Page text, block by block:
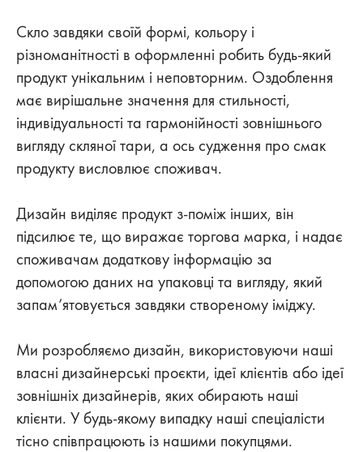
Скло завдяки своїй формі, кольору і
різноманітності в оформленні робить будь-який
продукт унікальним і неповторним. Оздоблення
має вирішальне значення для стильності,
індивідуальності та гармонійності зовнішнього
вигляду скляної тари, а ось судження про смак
продукту висловлює споживач.
Дизайн виділяє продукт з-поміж інших, він
підсилює те, що виражає торгова марка, і надає
споживачам додаткову інформацію за
допомогою даних на упаковці та вигляду, який
запам’ятовується завдяки створеному іміджу.
Ми розробляємо дизайн, використовуючи наші
власні дизайнерські проєкти, ідеї клієнтів або ідеї
зовнішніх дизайнерів, яких обирають наші
клієнти. У будь-якому випадку наші спеціалісти
тісно співпрацюють із нашими покупцями.